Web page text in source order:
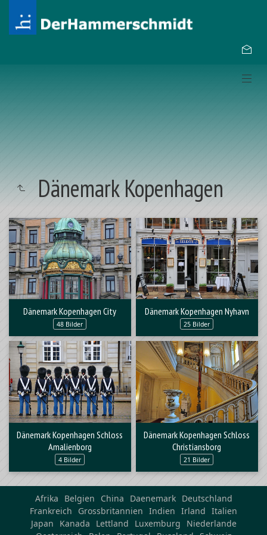
Dänemark Kopenhagen
Dänemark Kopenhagen City
48 Bilder
Dänemark Kopenhagen Nyhavn
25 Bilder
Dänemark Kopenhagen Schloss
Amalienborg
4 Bilder
Dänemark Kopenhagen Schloss
Christiansborg
21 Bilder
Afrika Belgien China Daenemark
Deutschland
Frankreich
Grossbritannien Indien Irland Italien
Japan
Kanada Lettland Luxemburg
Niederlande